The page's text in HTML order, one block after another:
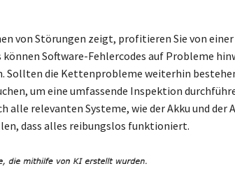
von Störungen zeigt, profitieren Sie von
Software-Fehlercodes auf Probleme
Sollten die Kettenprobleme weiterhin
um eine umfassende Inspektion
alle relevanten Systeme, wie der Akku und der
dass alles reibungslos funktioniert.